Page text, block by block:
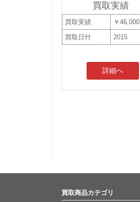
買取実績
買取実績
￥46,000
買取日付
2015
詳細へ
買取商品カテゴリ